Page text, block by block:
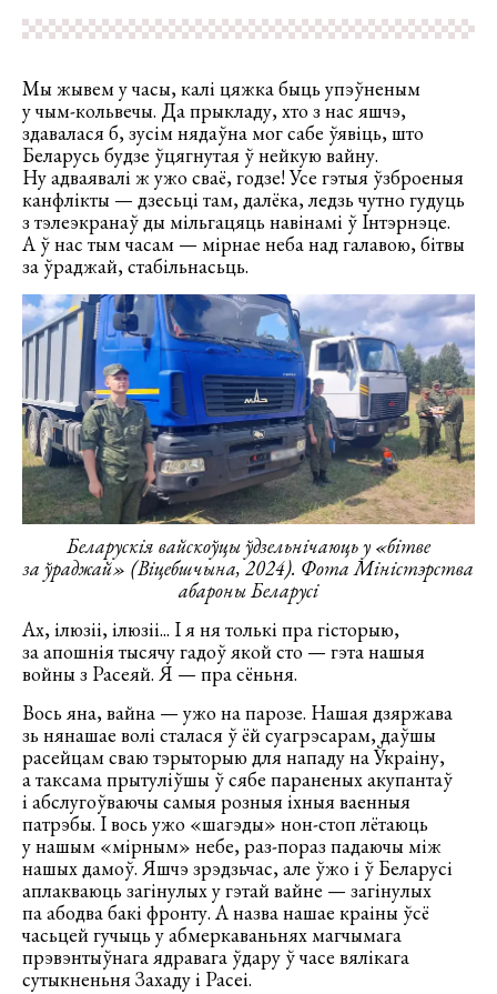
Мы жывем у часы, калі цяжка быць упэўненым
у чым-кольвечы. Да прыкладу, хто з нас яшчэ,
здавалася б, зусім нядаўна мог сабе ўявіць, што
Беларусь будзе ўцягнутая ў нейкую вайну.
Ну адваявалі ж ужо сваё, годзе! Усе гэтыя ўзброеныя
канфлікты — дзесьці там, далёка, ледзь чутно гудуць
з тэлеэкранаў ды мільгацяць навінамі ў Інтэрнэце.
А ў нас тым часам — мірнае неба над галавою, бітвы
за ўраджай, стабільнасьць.
Беларускія вайскоўцы ўдзельнічаюць у «бітве
за ўраджай» (Віцебшчына, 2024). Фота Міністэрства
абароны Беларусі
Ах, ілюзіі, ілюзіі... І я ня толькі пра гісторыю,
за апошнія тысячу гадоў якой сто — гэта нашыя
войны з Расеяй. Я — пра сёньня.
Вось яна, вайна — ужо на парозе. Нашая дзяржава
зь нянашае волі сталася ў ёй суагрэсарам, даўшы
расейцам сваю тэрыторыю для нападу на Ўкраіну,
а таксама прытуліўшы ў сябе параненых акупантаў
і абслугоўваючы самыя розныя іхныя ваенныя
патрэбы. І вось ужо «шагэды» нон-стоп лётаюць
у нашым «мірным» небе, раз-пораз падаючы між
нашых дамоў. Яшчэ зрэдзьчас, але ўжо і ў Беларусі
аплакваюць загінулых у гэтай вайне — загінулых
па абодва бакі фронту. А назва нашае краіны ўсё
часьцей гучыць у абмеркаваньнях магчымага
прэвэнтыўнага ядравага ўдару ў часе вялікага
сутыкненьня Захаду і Расеі.